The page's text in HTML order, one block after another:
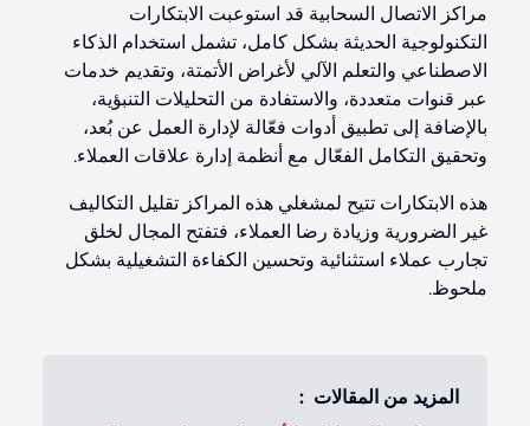
مراكز الاتصال السحابية قد استوعبت الابتكارات
التكنولوجية الحديثة بشكل كامل، تشمل استخدام الذكاء
الاصطناعي والتعلم الآلي لأغراض الأتمتة، وتقديم خدمات
عبر قنوات متعددة، والاستفادة من التحليلات التنبؤية،
بالإضافة إلى تطبيق أدوات فعّالة لإدارة العمل عن بُعد،
وتحقيق التكامل الفعّال مع أنظمة إدارة علاقات العملاء.
هذه الابتكارات تتيح لمشغلي هذه المراكز تقليل التكاليف
غير الضرورية وزيادة رضا العملاء، فتفتح المجال لخلق
تجارب عملاء استثنائية وتحسين الكفاءة التشغيلية بشكل
ملحوظ.
المزيد من المقالات :